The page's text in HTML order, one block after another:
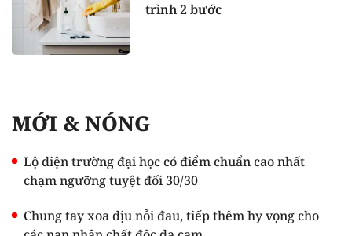
trình 2 bước
MỚI & NÓNG
Lộ diện trường đại học có điểm chuẩn cao nhất
chạm ngưỡng tuyệt đối 30/30
Chung tay xoa dịu nỗi đau, tiếp thêm hy vọng cho